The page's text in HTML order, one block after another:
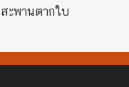
สะพานตากใบ